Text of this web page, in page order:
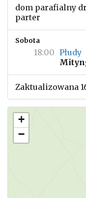
dom parafialny
parter
Sobota
18:00 Płudy
Zaktualizowana
+
−